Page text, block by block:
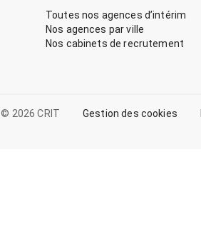
Toutes nos agences d’intérim
Nos agences par ville
Nos cabinets de recrutement
© 2026 CRIT Gestion des cookies